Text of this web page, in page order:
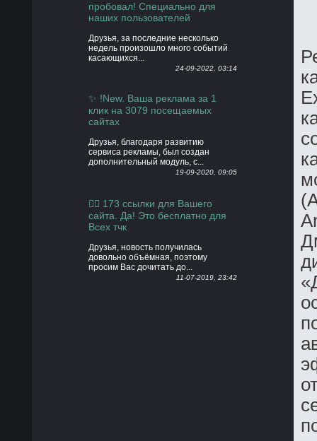
пробовал! Специально для
наших пользователей
Друзья, за последние несколько
недель произошло много событий
касающихся...
24-09-2022, 03:14
✨ !New. Ваша реклама за 1
клик на 3079 посещаемых
сайтах
Друзья, благодаря развитию
сервиса рекламы, был создан
дополнительный модуль, с...
19-09-2020, 09:05
👍🏻 173 ссылки для Вашего
сайта. Да! Это бесплатно для
Всех тчк
Друзья, новость получилась
довольно объёмная, поэтому
просим Вас дочитать до...
11-07-2019, 23:42